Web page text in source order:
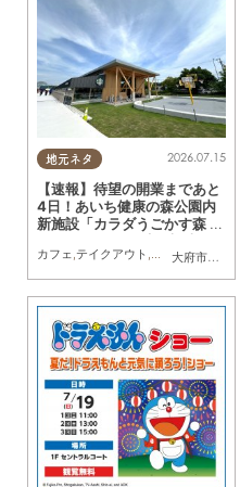
地元ネタ
大府市
,東浦町
2026.07.15
【速報】待望の開業まであと
4日！あいち健康の森公園内
新施設「カラダうごかす森 H
カフェ,テイクアウト ,開店,まちネタ